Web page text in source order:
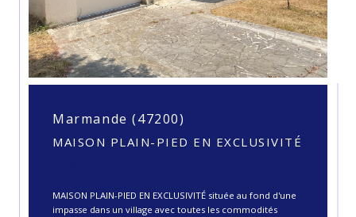
Marmande (47200)
MAISON PLAIN-PIED EN EXCLUSIVITÉ
MAISON PLAIN-PIED EN EXCLUSIVITÉ située au fond d'une
impasse dans un village avec toutes les commodités